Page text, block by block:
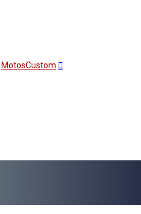
MotosCustom